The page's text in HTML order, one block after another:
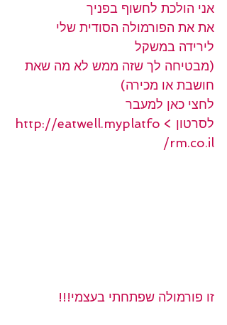
אני הולכת לחשוף בפניך
את את הפורמולה הסודית שלי
לירידה במשקל
(מבטיחה לך שזה ממש לא מה שאת
חושבת או מכירה)
לחצי כאן למעבר
לסרטון > http://eatwell.myplatfo
rm.co.il/
זו פורמולה שפתחתי בעצמי!!!